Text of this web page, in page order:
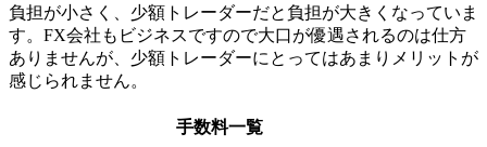
負担が小さく、少額トレーダーだと負担が大きくなっていま
す。FX会社もビジネスですので大口が優遇されるのは仕方
ありませんが、少額トレーダーにとってはあまりメリットが
感じられません。
手数料一覧